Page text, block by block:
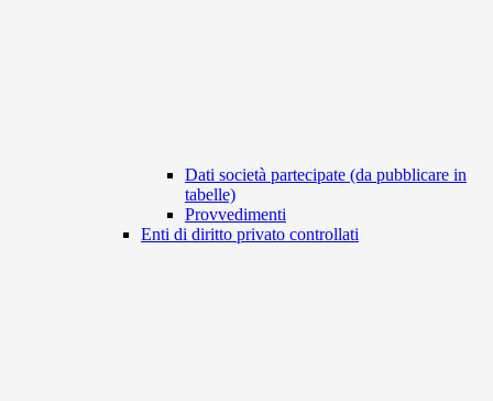
Dati società partecipate (da pubblicare in
tabelle)
Provvedimenti
Enti di diritto privato controllati